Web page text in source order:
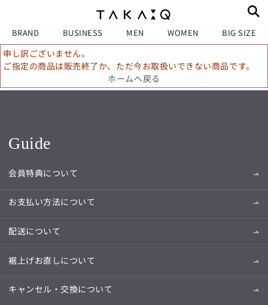
BRAND BUSINESS MEN WOMEN BIG SIZE
申し訳ございません。
ご指定の商品は販売終了か、ただ今お取扱いできない商品です。
ホームへ戻る
Guide
会員特典について
お支払い方法について
配送について
裾上げお直しについて
キャンセル・交換について